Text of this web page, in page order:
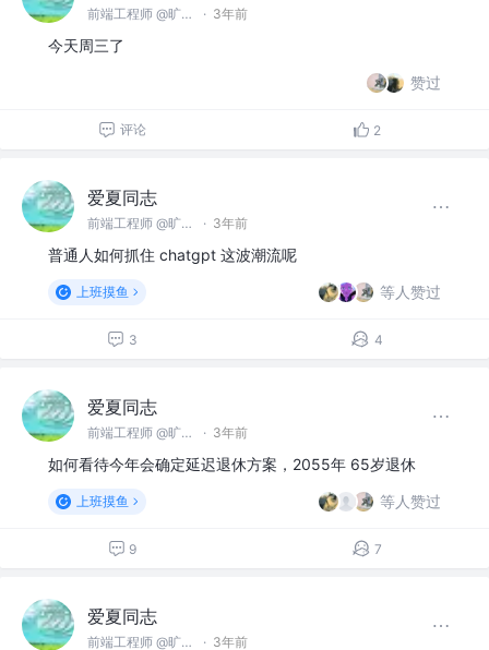
前端工程师 @旷视科技有限公司 · 3年前
今天周三了
赞过
评论 2
爱夏同志
前端工程师 @旷视科技有限公司 · 3年前
普通人如何抓住 chatgpt 这波潮流呢
上班摸鱼 等人赞过
3 4
爱夏同志
前端工程师 @旷视科技有限公司 · 3年前
如何看待今年会确定延迟退休方案，2055年 65岁退休
上班摸鱼 等人赞过
9 7
爱夏同志
前端工程师 @旷视科技有限公司 · 3年前